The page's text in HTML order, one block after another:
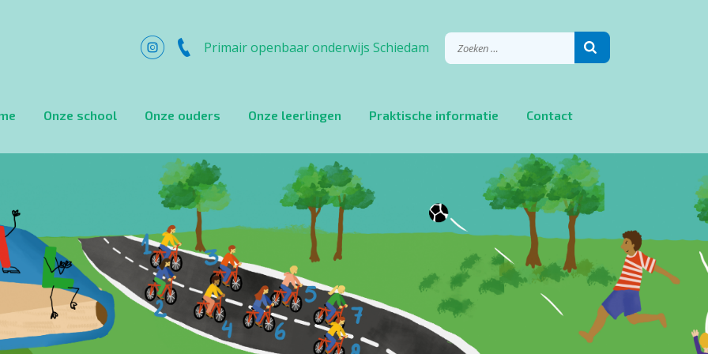
Primair openbaar onderwijs Schiedam
Onze school Onze ouders Onze leerlingen Praktische informatie Contact